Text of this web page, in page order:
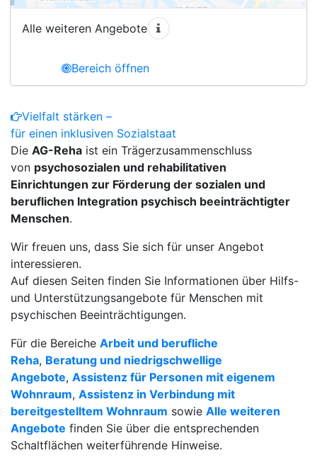
Alle weiteren Angebote
Bereich öffnen
Vielfalt stärken –
für einen inklusiven Sozialstaat
Die AG-Reha ist ein Trägerzusammenschluss
von psychosozialen und rehabilitativen
Einrichtungen zur Förderung der sozialen und
beruflichen Integration psychisch beeinträchtigter
Menschen.
Wir freuen uns, dass Sie sich für unser Angebot
interessieren.
Auf diesen Seiten finden Sie Informationen über Hilfs-
und Unterstützungsangebote für Menschen mit
psychischen Beeinträchtigungen.
Für die Bereiche Arbeit und berufliche
Reha, Beratung und niedrigschwellige
Angebote, Assistenz für Personen mit eigenem
Wohnraum, Assistenz in Verbindung mit
bereitgestelltem Wohnraum sowie Alle weiteren
Angebote finden Sie über die entsprechenden
Schaltflächen weiterführende Hinweise.